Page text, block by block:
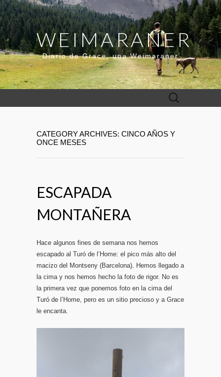
WEIMARANER
Diario de Grace, una Weimaraner
Buscar:
CATEGORY ARCHIVES: CINCO AÑOS Y
ONCE MESES
ESCAPADA
MONTAÑERA
Hace algunos fines de semana nos hemos
escapado al Turó de l’Home: el pico más alto del
macizo del Montseny (Barcelona). Hemos llegado a
la cima y nos hemos hecho la foto de rigor. No es
la primera vez que ponemos foto en la cima del
Turó de l’Home, pero es un sitio precioso y a Grace
le encanta.